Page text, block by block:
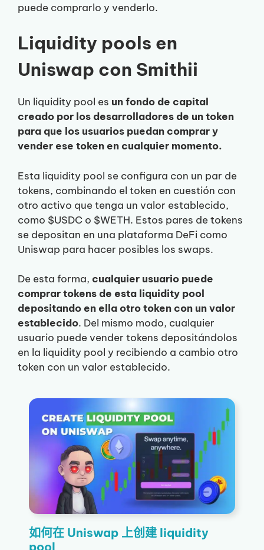
puede comprarlo y venderlo.
Liquidity pools en
Uniswap con Smithii
Un liquidity pool es un fondo de capital
creado por los desarrolladores de un token
para que los usuarios puedan comprar y
vender ese token en cualquier momento.
Esta liquidity pool se configura con un par de
tokens, combinando el token en cuestión con
otro activo que tenga un valor establecido,
como $USDC o $WETH. Estos pares de tokens
se depositan en una plataforma DeFi como
Uniswap para hacer posibles los swaps.
De esta forma, cualquier usuario puede
comprar tokens de esta liquidity pool
depositando en ella otro token con un valor
establecido. Del mismo modo, cualquier
usuario puede vender tokens depositándolos
en la liquidity pool y recibiendo a cambio otro
token con un valor establecido.
如何在 Uniswap 上创建 liquidity
pool